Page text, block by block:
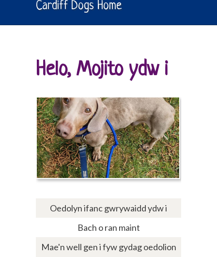
Cardiff Dogs Home
Helo, Mojito ydw i
Oedolyn ifanc gwrywaidd ydw i
Bach o ran maint
Mae'n well gen i fyw gydag oedolion